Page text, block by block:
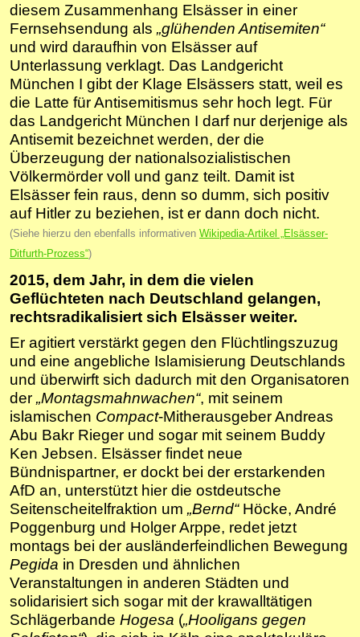
diesem Zusammenhang Elsässer in einer
Fernsehsendung als „glühenden Antisemiten“
und wird daraufhin von Elsässer auf
Unterlassung verklagt. Das Landgericht
München I gibt der Klage Elsässers statt, weil es
die Latte für Antisemitismus sehr hoch legt. Für
das Landgericht München I darf nur derjenige als
Antisemit bezeichnet werden, der die
Überzeugung der nationalsozialistischen
Völkermörder voll und ganz teilt. Damit ist
Elsässer fein raus, denn so dumm, sich positiv
auf Hitler zu beziehen, ist er dann doch nicht.
(Siehe hierzu den ebenfalls informativen Wikipedia-Artikel „Elsässer-
Ditfurth-Prozess“)
2015, dem Jahr, in dem die vielen
Geflüchteten nach Deutschland gelangen,
rechtsradikalisiert sich Elsässer weiter.
Er agitiert verstärkt gegen den Flüchtlingszuzug
und eine angebliche Islamisierung Deutschlands
und überwirft sich dadurch mit den Organisatoren
der „Montagsmahnwachen“, mit seinem
islamischen Compact-Mitherausgeber Andreas
Abu Bakr Rieger und sogar mit seinem Buddy
Ken Jebsen. Elsässer findet neue
Bündnispartner, er dockt bei der erstarkenden
AfD an, unterstützt hier die ostdeutsche
Seitenscheitelfraktion um „Bernd“Höcke, André
Poggenburg und Holger Arppe, redet jetzt
montags bei der ausländerfeindlichen Bewegung
Pegida in Dresden und ähnlichen
Veranstaltungen in anderen Städten und
solidarisiert sich sogar mit der krawalltätigen
Schlägerbande Hogesa („Hooligans gegen